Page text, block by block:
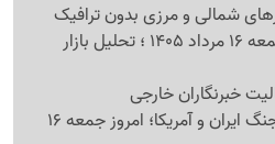
شمالی و مرزی بدون ترافیک
قیمت طلای جهانی امروز جمعه 16 مرداد 1405 ؛ تحلیل بازار
خبرنگاران خارجی
آخرین اخبار و گزارش ها از جنگ ایران و آمریکا؛ امروز جمعه 16